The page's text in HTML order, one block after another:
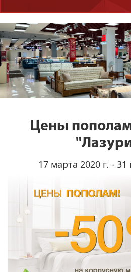
Цены
17 марта 2020 г. - 31